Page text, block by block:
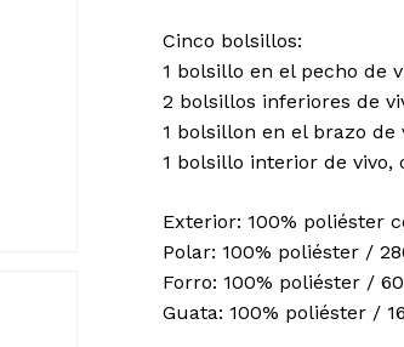
Cinco bolsillos:
1 bolsillo en el pecho de
2 bolsillos inferiores de
1 bolsillon en el brazo
1 bolsillo interior de vivo,
Exterior: 100% poliéster
Polar: 100% poliéster /
Forro: 100% poliéster /
Guata: 100% poliéster /
Guarda mi nombre, correo
próxima vez que comente.